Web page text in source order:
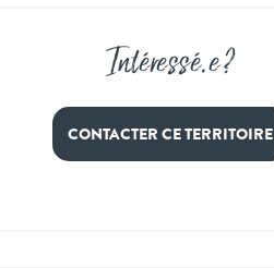
Intéressé.e ?
CONTACTER CE TERRITOIRE